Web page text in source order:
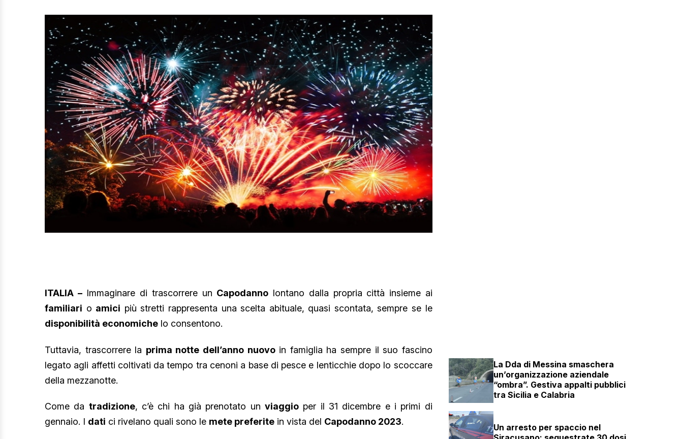
ITALIA –Immaginare di trascorrere un Capodanno lontano dalla propria città insieme ai
familiari o amici più stretti rappresenta una scelta abituale, quasi scontata, sempre se le
disponibilità economiche lo consentono.
Tuttavia, trascorrere la prima notte dell’anno nuovoin famiglia ha sempre il suo fascino
legato agli affetti coltivati da tempo tra cenoni a base di pesce e lenticchie dopo lo scoccare
della mezzanotte.
Come da tradizione, c’è chi ha già prenotato unviaggio per il 31 dicembre e i primi di
gennaio. I dati ci rivelano quali sono le mete preferite in vista del Capodanno 2023.
La Dda di Messina smaschera
un’organizzazione aziendale
“ombra”. Gestiva appalti pubblici
tra Sicilia e Calabria
Un arresto per spaccio nel